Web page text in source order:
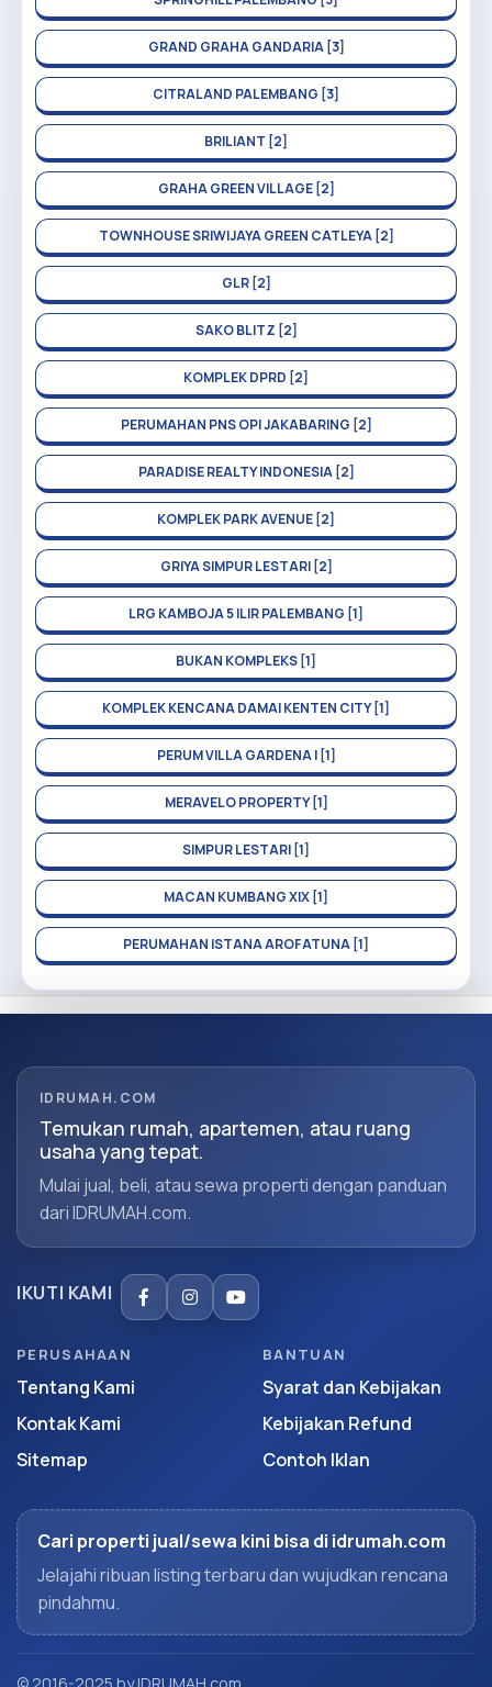
GRAND GRAHA GANDARIA [3]
CITRALAND PALEMBANG [3]
BRILIANT [2]
GRAHA GREEN VILLAGE [2]
TOWNHOUSE SRIWIJAYA GREEN CATLEYA [2]
GLR [2]
SAKO BLITZ [2]
KOMPLEK DPRD [2]
PERUMAHAN PNS OPI JAKABARING [2]
PARADISE REALTY INDONESIA [2]
KOMPLEK PARK AVENUE [2]
GRIYA SIMPUR LESTARI [2]
LRG KAMBOJA 5 ILIR PALEMBANG [1]
BUKAN KOMPLEKS [1]
KOMPLEK KENCANA DAMAI KENTEN CITY [1]
PERUM VILLA GARDENA I [1]
MERAVELO PROPERTY [1]
SIMPUR LESTARI [1]
MACAN KUMBANG XIX [1]
PERUMAHAN ISTANA AROFATUNA [1]
IDRUMAH.COM
Temukan rumah, apartemen, atau ruang
usaha yang tepat.
Mulai jual, beli, atau sewa properti dengan panduan
dari IDRUMAH.com.
IKUTI KAMI
PERUSAHAAN
Tentang Kami
Kontak Kami
Sitemap
BANTUAN
Syarat dan Kebijakan
Kebijakan Refund
Contoh Iklan
Cari properti jual/sewa kini bisa di idrumah.com
Jelajahi ribuan listing terbaru dan wujudkan rencana
pindahmu.